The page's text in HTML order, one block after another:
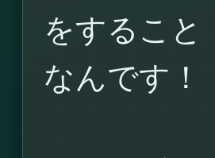
をすること
なんです！